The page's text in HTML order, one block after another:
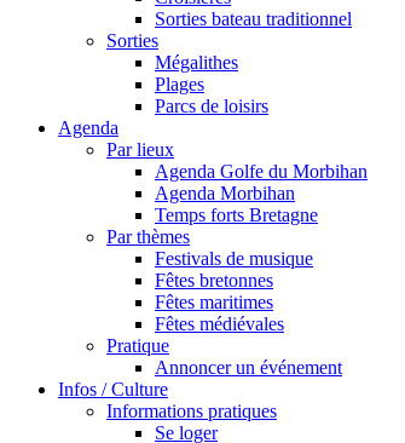
Sorties bateau traditionnel
Sorties
Mégalithes
Plages
Parcs de loisirs
Agenda
Par lieux
Agenda Golfe du Morbihan
Agenda Morbihan
Temps forts Bretagne
Par thèmes
Festivals de musique
Fêtes bretonnes
Fêtes maritimes
Fêtes médiévales
Pratique
Annoncer un événement
Infos / Culture
Informations pratiques
Se loger